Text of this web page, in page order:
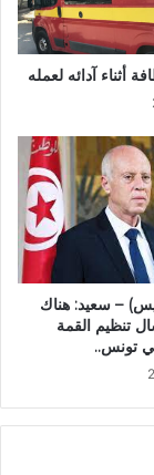
أثناء آدائه لعمله
– سعيد: هناك
تنظيم القمة
تونس..